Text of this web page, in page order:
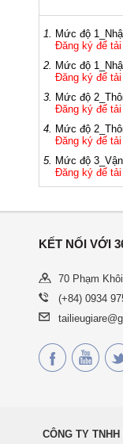
1.
Mức độ
Đăng ký để tải
2. Mức độ
Đăng ký để tải
3. Mức độ
Đăng ký để tải
4. Mức độ
Đăng ký để tải
5. Mức độ
Đăng ký để tải
KẾT NỐI VỚI
70 Phạm
(+84) 0934
CÔNG TY